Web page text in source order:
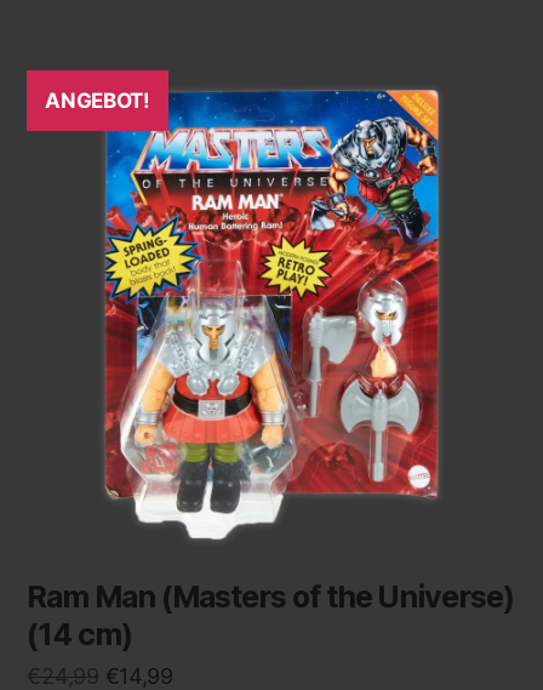
ANGEBOT!
Ram Man (Masters of the Universe)
(14 cm)
€24,99 €14,99